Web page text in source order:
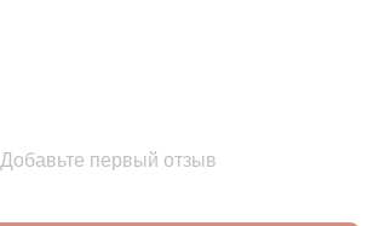
Добавьте первый отзыв